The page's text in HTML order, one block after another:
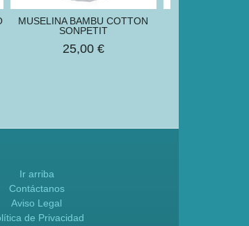
MUSELINA BAMBU COTTON
SONPETIT
25,00 €
Ir arriba
Contáctanos
Aviso Legal
de Privacidad